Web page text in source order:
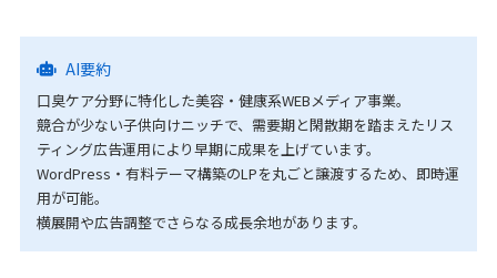
AI要約
口臭ケア分野に特化した美容・健康系WEBメディア事業。
競合が少ない子供向けニッチで、需要期と閑散期を踏まえたリス
ティング広告運用により早期に成果を上げています。
WordPress・有料テーマ構築のLPを丸ごと譲渡するため、即時運
用が可能。
横展開や広告調整でさらなる成長余地があります。